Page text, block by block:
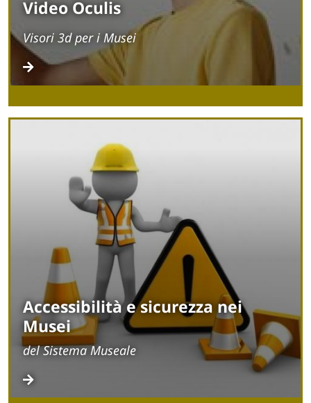
Video Oculis
Visori 3d per i Musei
Accessibilità e sicurezza nei
Musei
del Sistema Museale